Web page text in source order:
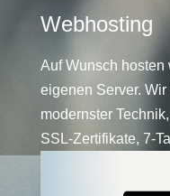
Webhosting
Auf Wunsch hosten
eigenen Server.
modernster
SSL-Zertifikate, 7-